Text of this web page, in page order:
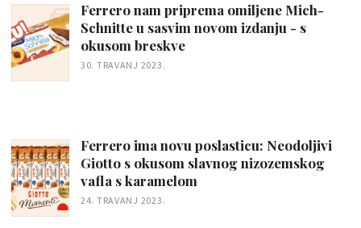
Ferrero nam priprema omiljene Mich-
Schnitte u sasvim novom izdanju - s
okusom breskve
30. TRAVANJ 2023.
Ferrero ima novu poslasticu: Neodoljivi
Giotto s okusom slavnog nizozemskog
vafla s karamelom
24. TRAVANJ 2023.